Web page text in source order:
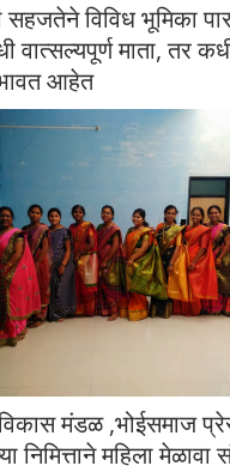
सहजतेने विविध भूमिका
माता, तर
आहेत
मंडळ ,भोईसमाज
निमित्ताने महिला मेळावा